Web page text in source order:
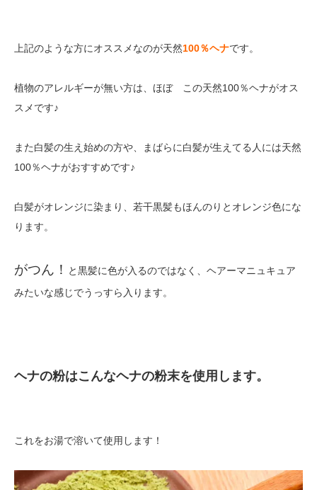
上記のような方にオススメなのが天然100％ヘナです。
植物のアレルギーが無い方は、ほぼ この天然100％ヘナがオス
スメです♪
また白髪の生え始めの方や、まばらに白髪が生えてる人には天然
100％ヘナがおすすめです♪
白髪がオレンジに染まり、若干黒髪もほんのりとオレンジ色にな
ります。
がつん！
と黒髪に色が入るのではなく、ヘアーマニュキュア
みたいな感じでうっすら入ります。
ヘナの粉はこんなヘナの粉末を使用します。
これをお湯で溶いて使用します！